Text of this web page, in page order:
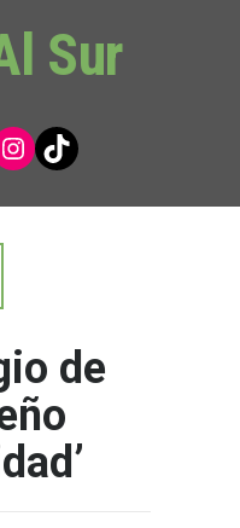
Sur
Instagram
TikTok
de